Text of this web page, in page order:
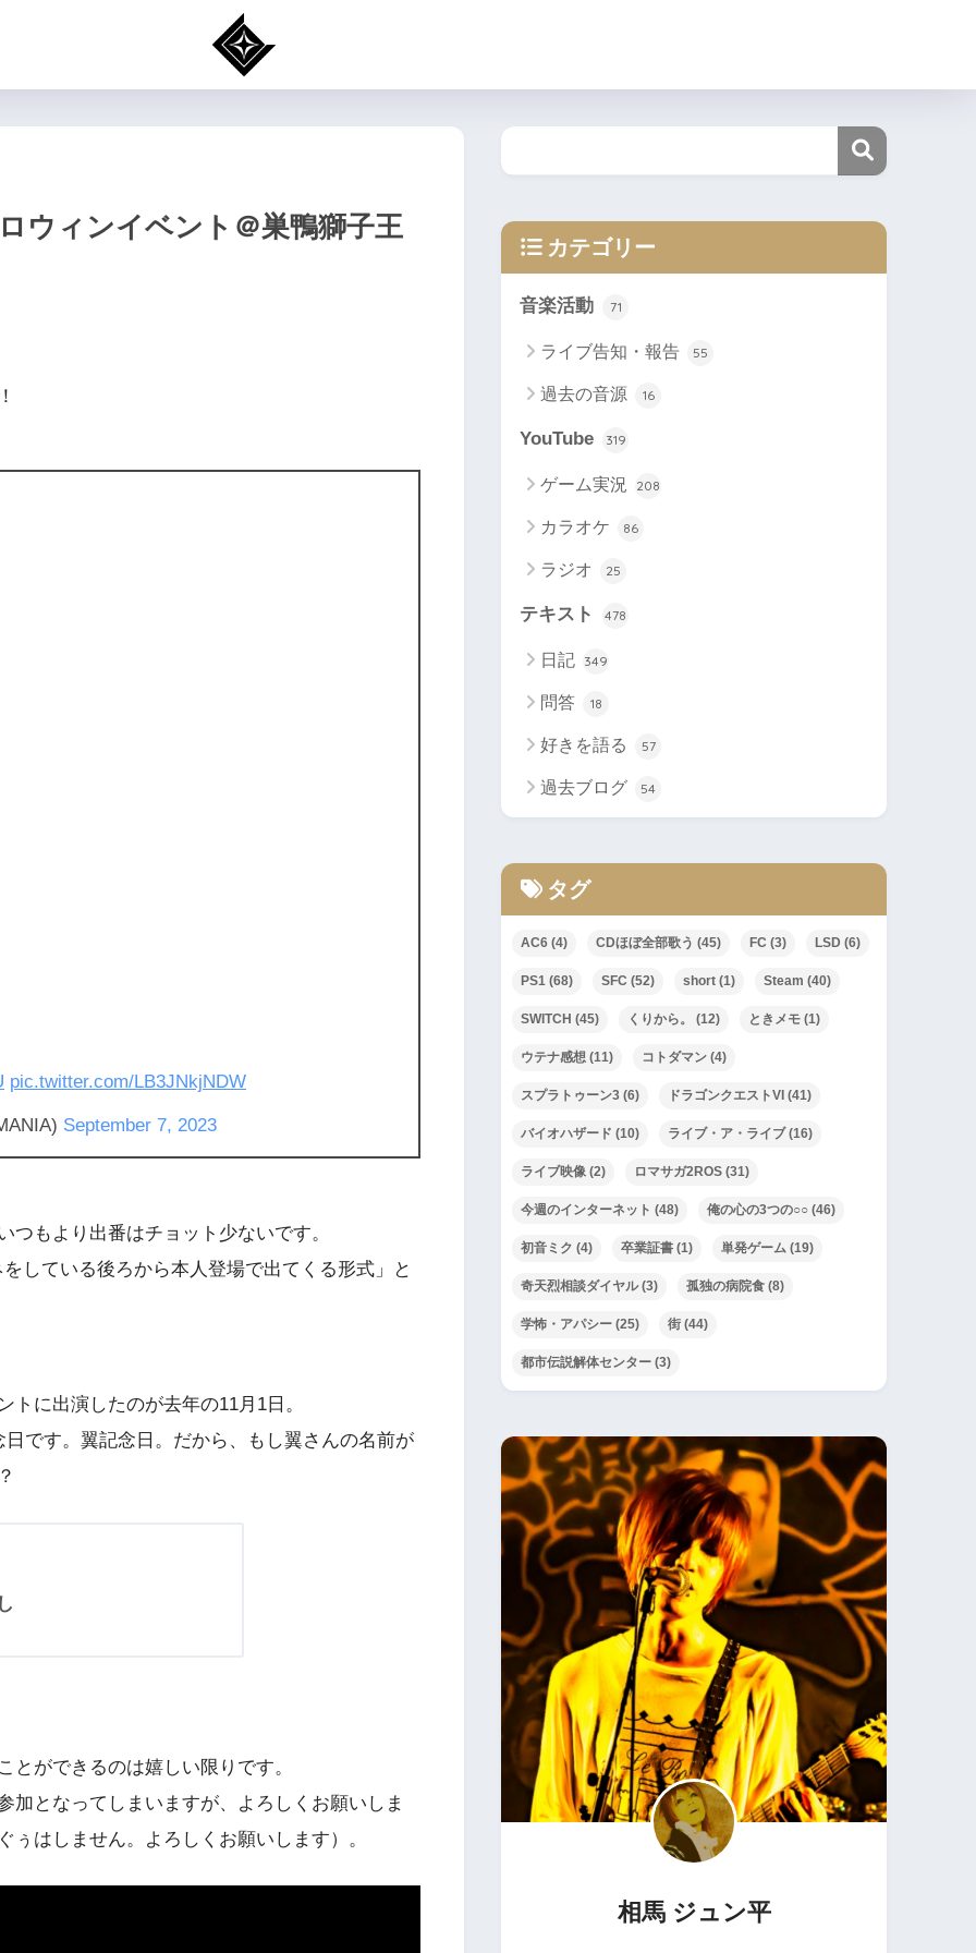
ウィンイベント＠巣鴨獅子王
pic.twitter.com/LB3JNkjNDW
September 7, 2023
もより出番はチョット少ないです。
している後ろから本人登場で出てくる形式」と
に出演したのが去年の11月1日。
です。翼記念日。だから、もし翼さんの名前が
ができるのは嬉しい限りです。
加となってしまいますが、よろしくお願いしま
はしません。よろしくお願いします）。
カテゴリー
音楽活動 71
ライブ告知・報告 55
過去の音源 16
YouTube 319
ゲーム実況 208
カラオケ 86
ラジオ 25
テキスト 478
日記 349
問答 18
好きを語る 57
過去ブログ 54
タグ
AC6 (4) CDほぼ全部歌う (45) FC (3) LSD (6)
PS1 (68) SFC (52) short (1) Steam (40)
SWITCH (45) くりから。 (12) ときメモ (1)
ウテナ感想 (11) コトダマン (4)
スプラトゥーン3 (6) ドラゴンクエストVI (41)
バイオハザード (10) ライブ・ア・ライブ(16)
ライブ映像 (2) ロマサガ2ROS (31)
今週のインターネット (48) 俺の心の3つの○○ (46)
初音ミク (4) 卒業証書 (1) 単発ゲーム (19)
奇天烈相談ダイヤル(3) 孤独の病院食 (8)
学怖・アパシー (25) 街 (44)
都市伝説解体センター (3)
相馬 ジュン平